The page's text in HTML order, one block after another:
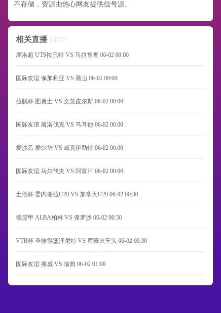
不存储，资源由热心网友提供信号源。
相关直播 LIVE
摩洛超 UTS拉巴特 VS 马拉肯查 06-02 00:00
国际友谊 保加利亚 VS 黑山 06-02 00:00
拉脱杯 图勇士 VS 文茨皮尔斯 06-02 00:00
国际友谊 斯洛伐克 VS 马耳他 06-02 00:00
爱沙乙 爱尔华 VS 威克伊勒特 06-02 00:00
国际友谊 马尔代夫 VS 阿富汗 06-02 00:00
土伦杯 委内瑞拉U20 VS 加拿大U20 06-02 00:30
德篮甲 ALBA柏林 VS 保罗沙 06-02 00:30
VTB杯 圣彼得堡泽尼特 VS 库班火车头 06-02 00:30
国际友谊 挪威 VS 瑞典 06-02 01:00